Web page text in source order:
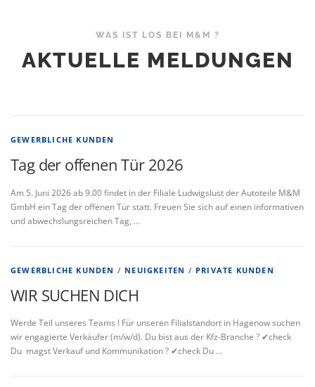
WAS IST LOS BEI M&M ?
AKTUELLE MELDUNGEN
GEWERBLICHE KUNDEN
Tag der offenen Tür 2026
Am 5. Juni 2026 ab 9.00 findet in der Filiale Ludwigslust der Autoteile M&M
GmbH ein Tag der offenen Tür statt. Freuen Sie sich auf einen informativen
und abwechslungsreichen Tag, …
GEWERBLICHE KUNDEN / NEUIGKEITEN / PRIVATE KUNDEN
WIR SUCHEN DICH
Werde Teil unseres Teams ! Für unseren Filialstandort in Hagenow suchen
wir engagierte Verkäufer (m/w/d). Du bist aus der Kfz-Branche ? ✔check
Du magst Verkauf und Kommunikation ? ✔check Du …